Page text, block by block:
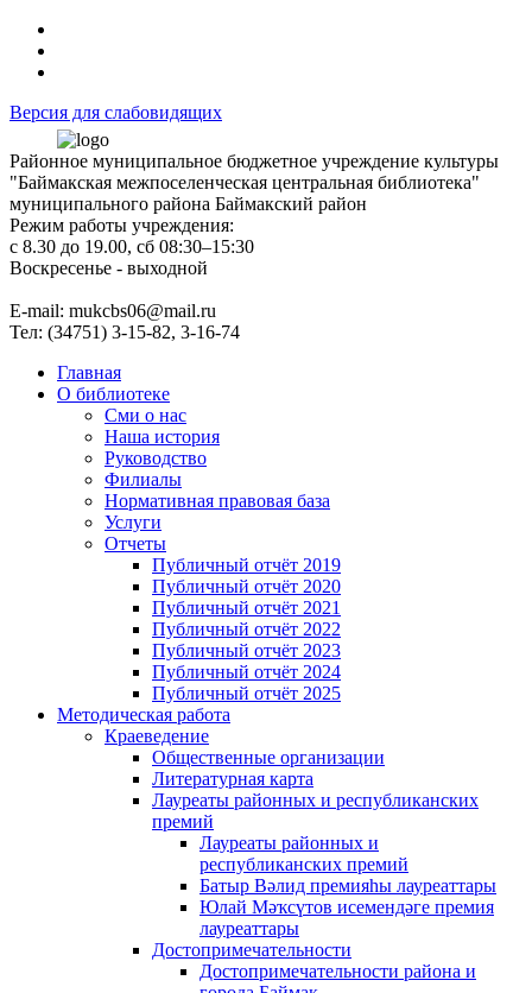
Версия для слабовидящих
Районное муниципальное бюджетное учреждение культуры
"Баймакская межпоселенческая центральная библиотека"
муниципального района Баймакский район
Режим работы учреждения:
с 8.30 до 19.00, сб 08:30–15:30
Воскресенье - выходной
Е-mail: mukcbs06@mail.ru
Тел: (34751) 3-15-82, 3-16-74
Главная
О библиотеке
Сми о нас
Наша история
Руководство
Филиалы
Нормативная правовая база
Услуги
Отчеты
Публичный отчёт 2019
Публичный отчёт 2020
Публичный отчёт 2021
Публичный отчёт 2022
Публичный отчёт 2023
Публичный отчёт 2024
Публичный отчёт 2025
Методическая работа
Краеведение
Общественные организации
Литературная карта
Лауреаты районных и республиканских
премий
Лауреаты районных и
республиканских премий
Батыр Вәлид премияһы лауреаттары
Юлай Мәҡсүтов исемендәге премия
лауреаттары
Достопримечательности
Достопримечательности района и